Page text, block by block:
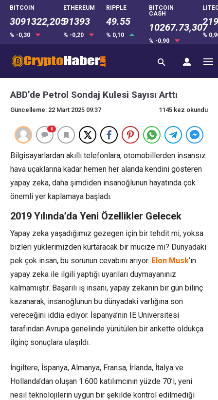
BITCOIN
3091322,205
% -0,30
ETHEREUM
91393
% -0,20
RIPPLE
49.55
% 0,10
BITCOIN
CASH
10267.73,307
% -0,90
%
ABD’de Petrol Sondaj Kulesi Sayısı Arttı
Güncelleme: 22 Mart 2025 09:37 1145 kez okundu
0
Bilgisayarlardan akıllı telefonlara, otomobillerden insansız
hava uçaklarına kadar hemen her alanda kendini gösteren
yapay zeka, daha şimdiden insanoğlunun hayatında çok
önemli yer kaplamaya başladı.
2019 Yılında’da Yeni Özellikler Gelecek
Yapay zeka yaşadığımız gezegen için bir tehdit mi, yoksa
bizleri yüklerimizden kurtaracak bir mucize mi? Dünyadaki
pek çok insan, bu sorunun cevabını arıyor. Elon Musk’ın
yapay zeka ile ilgili yaptığı uyarıları duymayanınız
kalmamıştır. Başarılı iş insanı, yapay zekanın bir gün bilinç
kazanarak, insanoğlunun bu dünyadaki varlığına son
vereceğini iddia ediyor. İspanya’nın IE Universitesi
tarafından Avrupa genelinde yürütülen bir ankette oldukça
ilginç sonuçlara ulaşıldı.
İngiltere, İspanya, Almanya, Fransa, İrlanda, İtalya ve
Hollanda’dan oluşan 1.600 katılımcının yüzde 70’i, yeni
nesil teknolojilerin uygun bir şekilde kontrol edilmediği